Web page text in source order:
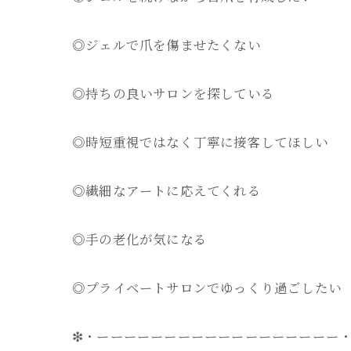
◎ジェルで爪を傷ませたくない
◎持ちの良いサロンを探している
◎時短重視ではなく丁寧に接客してほしい
◎繊細なアートに応えてくれる
◎手の老化が気になる
◎プライベートサロンでゆっくり過ごしたい
❇・ーーーーーーーーーーーーーーーーーー